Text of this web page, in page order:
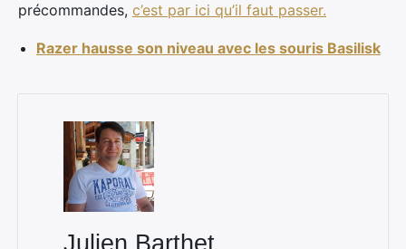
précommandes, c’est par ici qu’il faut passer.
Razer hausse son niveau avec les souris Basilisk
Julien Barthet